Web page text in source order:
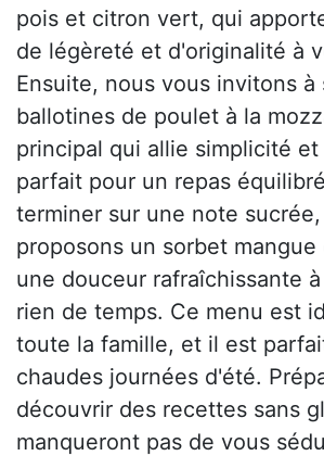
pois et citron vert, qui
de légèreté et d'originalité à
Ensuite, nous vous invitons à
ballotines de poulet à la
principal qui allie simplicité et
parfait pour un repas
terminer sur une note
proposons un sorbet
une douceur rafraîchissante
rien de temps. Ce menu est
toute la famille, et il est
chaudes journées d'été.
découvrir des recettes sans
manqueront pas de vous